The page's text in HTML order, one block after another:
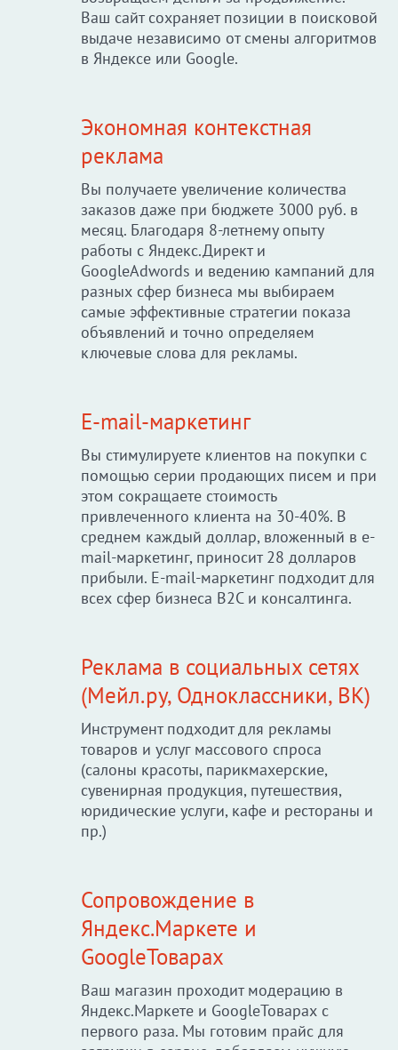
Ваш сайт сохраняет позиции в поисковой
выдаче независимо от смены алгоритмов
в Яндексе или Google.
Экономная контекстная
реклама
Вы получаете увеличение количества
заказов даже при бюджете 3000 руб. в
месяц. Благодаря 8-летнему опыту
работы с Яндекс.Директ и
GoogleAdwords и ведению кампаний для
разных сфер бизнеса мы выбираем
самые эффективные стратегии показа
объявлений и точно определяем
ключевые слова для рекламы.
E-mail-маркетинг
Вы стимулируете клиентов на покупки с
помощью серии продающих писем и при
этом сокращаете стоимость
привлеченного клиента на 30-40%. В
среднем каждый доллар, вложенный в e-
mail-маркетинг, приносит 28 долларов
прибыли. E-mail-маркетинг подходит для
всех сфер бизнеса B2C и консалтинга.
Реклама в социальных сетях
(Мейл.ру, Одноклассники, ВК)
Инструмент подходит для рекламы
товаров и услуг массового спроса
(салоны красоты, парикмахерские,
сувенирная продукция, путешествия,
юридические услуги, кафе и рестораны и
пр.)
Сопровождение в
Яндекс.Маркете и
GoogleТоварах
Ваш магазин проходит модерацию в
Яндекс.Маркете и GoogleТоварах с
первого раза. Мы готовим прайс для